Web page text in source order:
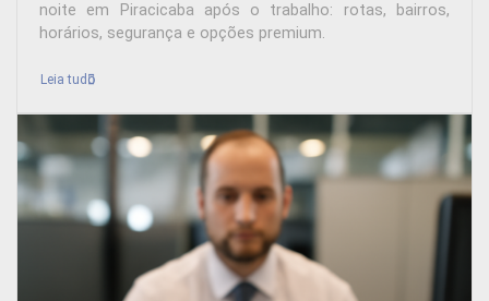
noite em Piracicaba após o trabalho: rotas, bairros,
horários, segurança e opções premium.
Leia tudo